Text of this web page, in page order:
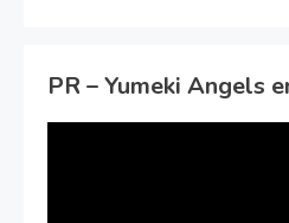
PR – Yumeki Angels